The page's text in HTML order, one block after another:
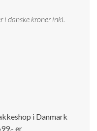
i danske kroner inkl.
i Danmark
er